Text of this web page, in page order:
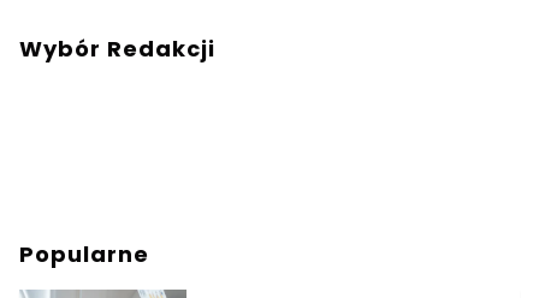
Wybór Redakcji
Popularne